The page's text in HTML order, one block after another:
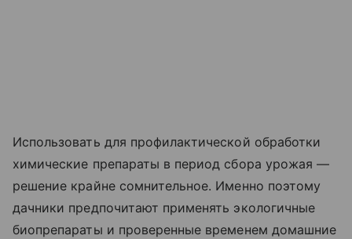
Использовать для профилактической обработки
химические препараты в период сбора урожая —
решение крайне сомнительное. Именно поэтому
дачники предпочитают применять экологичные
биопрепараты и проверенные временем домашние